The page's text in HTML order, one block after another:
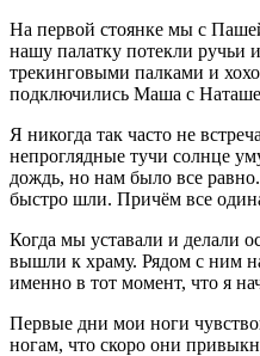
На первой стоянке мы с
нашу палатку потекли ручьи
трекинговыми палками и
подключились Маша с
Я никогда так часто не
непроглядные тучи солнце
дождь, но нам было все
быстро шли. Причём все
Когда мы уставали и делали
вышли к храму. Рядом с ним
именно в тот момент, что я
Первые дни мои ноги
ногам, что скоро они